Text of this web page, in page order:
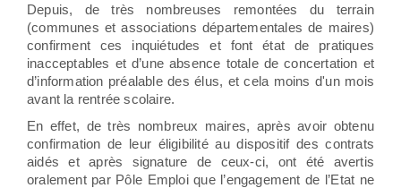
Depuis, de très nombreuses remontées du terrain
(communes et associations départementales de maires)
confirment ces inquiétudes et font état de pratiques
inacceptables et d’une absence totale de concertation et
d’information préalable des élus, et cela moins d'un mois
avant la rentrée scolaire.
En effet, de très nombreux maires, après avoir obtenu
confirmation de leur éligibilité au dispositif des contrats
aidés et après signature de ceux-ci, ont été avertis
oralement par Pôle Emploi que l’engagement de l’Etat ne